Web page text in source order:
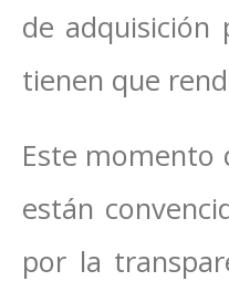
de
tienen que
Este momento
están
por la